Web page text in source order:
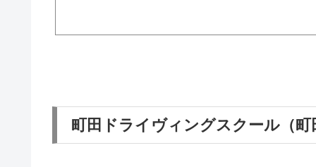
町田ドライヴィングスクール（町